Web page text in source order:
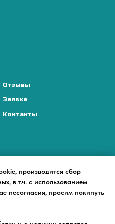
производится сбор
в т.ч. с использованием
несогласия, просим покинуть
Отзывы
Заявка
Контакты